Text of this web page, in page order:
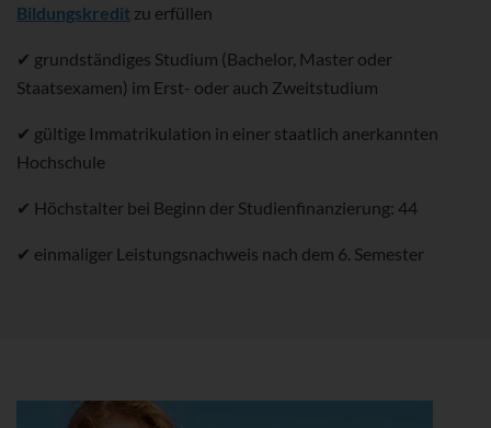
Bildungskredit zu erfüllen
✔ grundständiges Studium (Bachelor, Master oder
Staatsexamen) im Erst- oder auch Zweitstudium
✔ gültige Immatrikulation in einer staatlich anerkannten
Hochschule
✔ Höchstalter bei Beginn der Studienfinanzierung: 44
✔ einmaliger Leistungsnachweis nach dem 6. Semester